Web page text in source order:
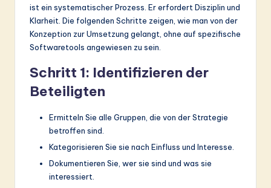
ist ein systematischer Prozess. Er erfordert Disziplin und
Klarheit. Die folgenden Schritte zeigen, wie man von der
Konzeption zur Umsetzung gelangt, ohne auf spezifische
Softwaretools angewiesen zu sein.
Schritt 1: Identifizieren der
Beteiligten
Ermitteln Sie alle Gruppen, die von der Strategie
betroffen sind.
Kategorisieren Sie sie nach Einfluss und Interesse.
Dokumentieren Sie, wer sie sind und was sie
interessiert.